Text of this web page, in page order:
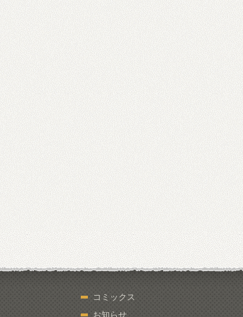
コミックス
お知らせ